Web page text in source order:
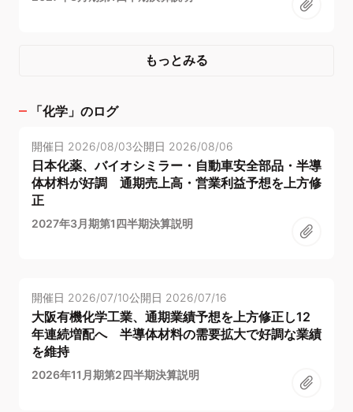
もっとみる
「化学 」のログ
開催日 2026/08/03公開日 2026/08/06
日本化薬、バイオシミラー・自動車安全部品・半導
体材料が好調 通期売上高・営業利益予想を上方修
正
2027年3月期第1四半期決算説明
開催日 2026/07/10公開日 2026/07/16
大阪有機化学工業、通期業績予想を上方修正し12
年連続増配へ 半導体材料の需要拡大で好調な業績
を維持
2026年11月期第2四半期決算説明